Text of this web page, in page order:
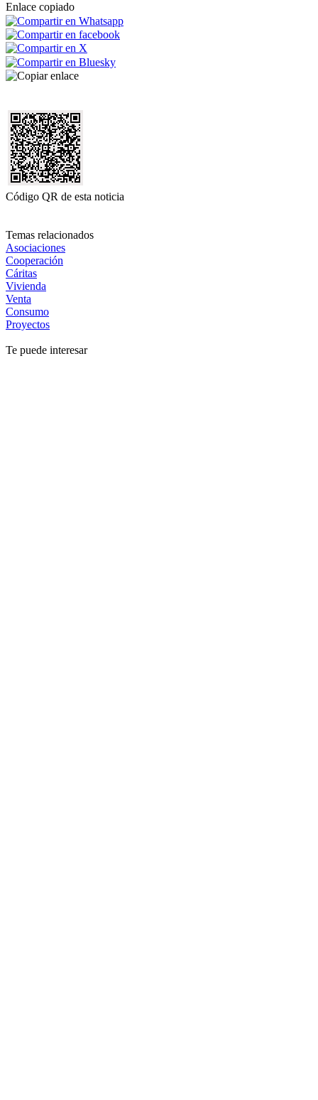
Enlace copiado
Código QR de esta noticia
Temas relacionados
Asociaciones
Cooperación
Cáritas
Vivienda
Venta
Consumo
Proyectos
Te puede interesar